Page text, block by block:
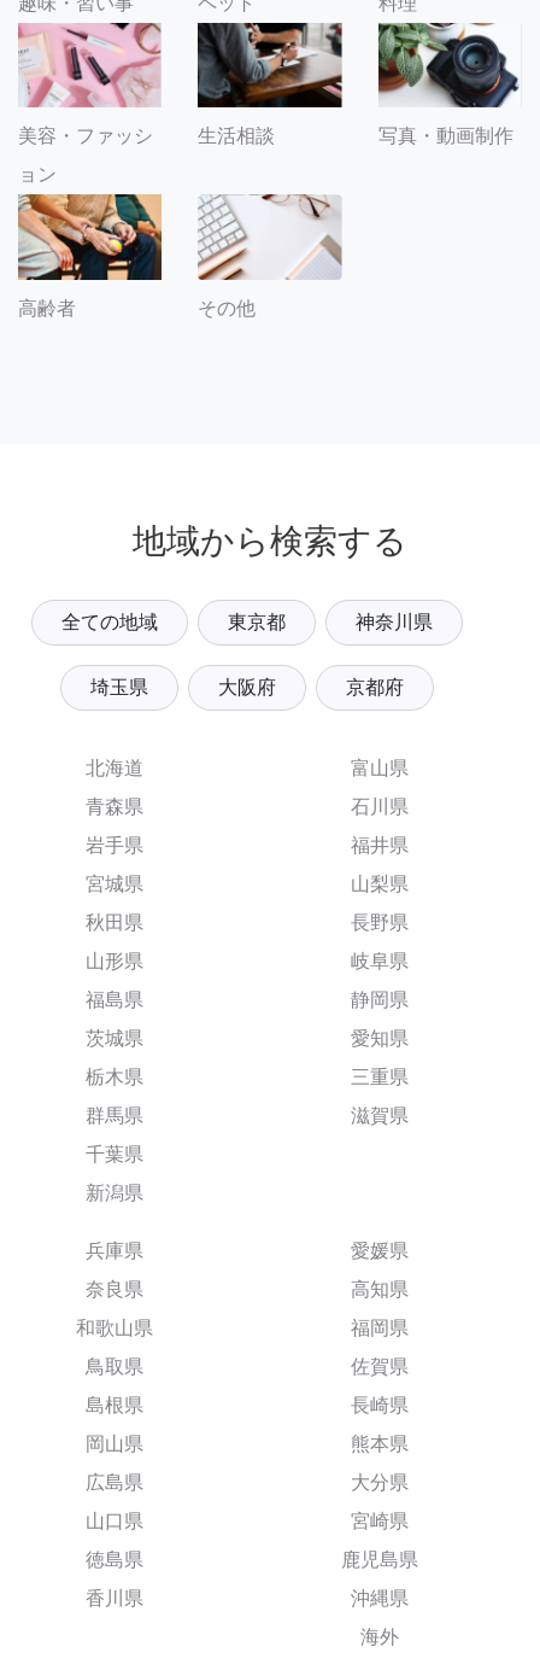
美容・ファッシ
ョン
生活相談 写真・動画制作
高齢者 その他
地域から検索する
全ての地域 東京都 神奈川県
埼玉県 大阪府 京都府
北海道
青森県
岩手県
宮城県
秋田県
山形県
福島県
茨城県
栃木県
群馬県
千葉県
新潟県
富山県
石川県
福井県
山梨県
長野県
岐阜県
静岡県
愛知県
三重県
滋賀県
兵庫県
奈良県
和歌山県
鳥取県
島根県
岡山県
広島県
山口県
徳島県
香川県
愛媛県
高知県
福岡県
佐賀県
長崎県
熊本県
大分県
宮崎県
鹿児島県
沖縄県
海外